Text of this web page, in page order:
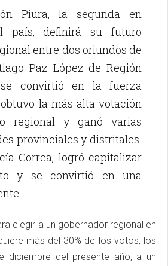
Piura, la segunda en
país, definirá su futuro
entre dos oriundos de
Paz López de Región
convirtió en la fuerza
la más alta votación
regional y ganó varias
provinciales y distritales.
Correa, logró capitalizar
y se convirtió en una
elegir a un gobernador regional en
más del 30% de los votos, los
diciembre del presente año, a un